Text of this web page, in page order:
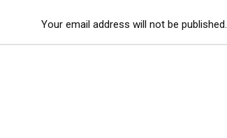
Your email address will not be published.